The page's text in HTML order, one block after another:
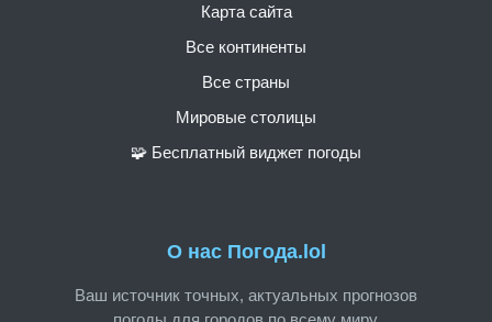
О нас Погода.lol
Ваш источник точных, актуальных прогнозов
Карта сайта
Все континенты
Все страны
Мировые столицы
🧩 Бесплатный виджет погоды